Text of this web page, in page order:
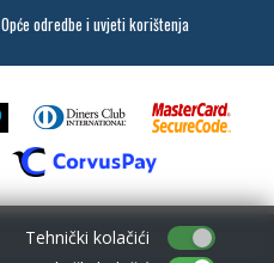
Opće odredbe i uvjeti korištenja
Tehnički kolačići